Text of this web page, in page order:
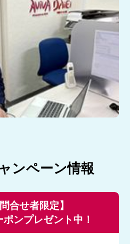
ンペーン情報
合せ者限定】
ンプレゼント中！